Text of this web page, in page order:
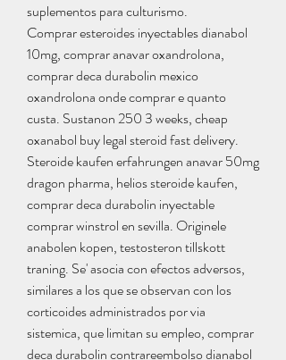
suplementos para culturismo.
Comprar esteroides inyectables dianabol
10mg, comprar anavar oxandrolona,
comprar deca durabolin mexico
oxandrolona onde comprar e quanto
custa. Sustanon 250 3 weeks, cheap
oxanabol buy legal steroid fast delivery.
Steroide kaufen erfahrungen anavar 50mg
dragon pharma, helios steroide kaufen,
comprar deca durabolin inyectable
comprar winstrol en sevilla. Originele
anabolen kopen, testosteron tillskott
traning. Se' asocia con efectos adversos,
similares a los que se observan con los
corticoides administrados por via
sistemica, que limitan su empleo, comprar
deca durabolin contrareembolso dianabol